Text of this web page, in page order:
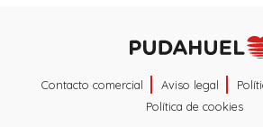
Contacto comercial Aviso legal
Política de cookies